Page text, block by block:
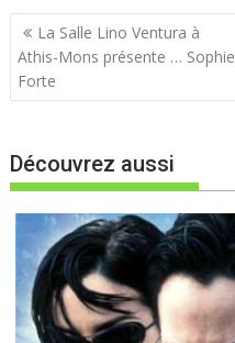
N
a
v
g
a
o
n
d
La Salle Lino Ventura à
Athis-Mons présente … Sophie
Forte
Découvrez aussi